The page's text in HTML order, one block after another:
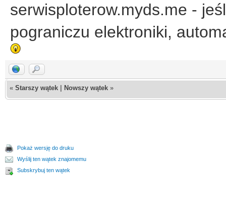
serwisploterow.myds.me -
pograniczu elektroniki,
« Starszy wątek Nowszy wątek »
Pokaż wersję do druku
Wyślij ten wątek znajomemu
Subskrybuj ten wątek